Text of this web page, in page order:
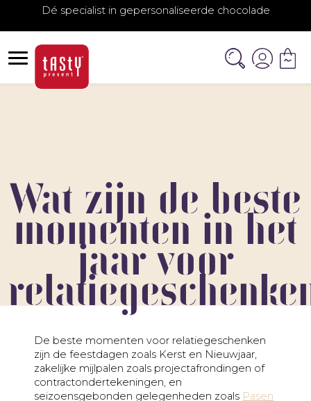
Dé specialist in gepersonaliseerde chocolade
Wat zijn de beste
momenten in het
jaar voor
De beste momenten voor relatiegeschenken
zijn de feestdagen zoals Kerst en Nieuwjaar,
zakelijke mijlpalen zoals projectafrondingen of
contractondertekeningen, en
seizoensgebonden gelegenheden zoals Pasen